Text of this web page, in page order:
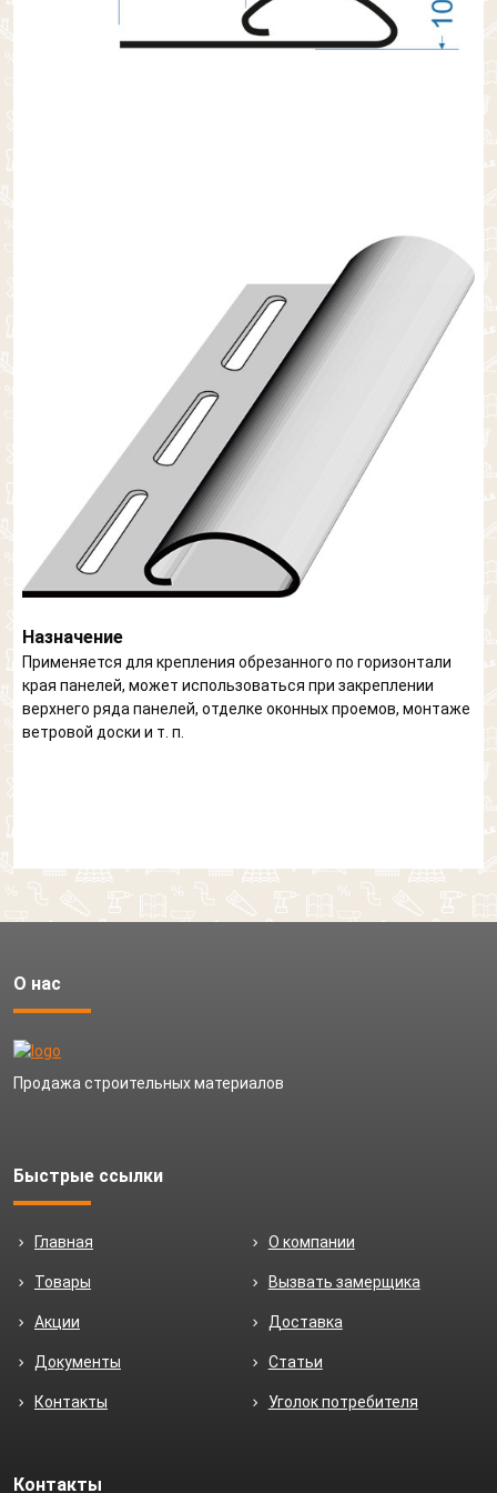
Назначение
Применяется для крепления обрезанного по горизонтали
края панелей, может использоваться при закреплении
верхнего ряда панелей, отделке оконных проемов, монтаже
ветровой доски и т. п.
О нас
Продажа строительных материалов
Быстрые ссылки
Главная О компании
Товары Вызвать замерщика
Акции Доставка
Документы Статьи
Контакты Уголок потребителя
Контакты